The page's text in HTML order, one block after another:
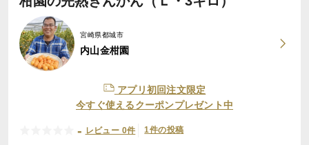
宮崎県都城市
内山金柑園
アプリ初回注文限定
今すぐ使えるクーポンプレゼント中
- レビュー 0件 1件の投稿